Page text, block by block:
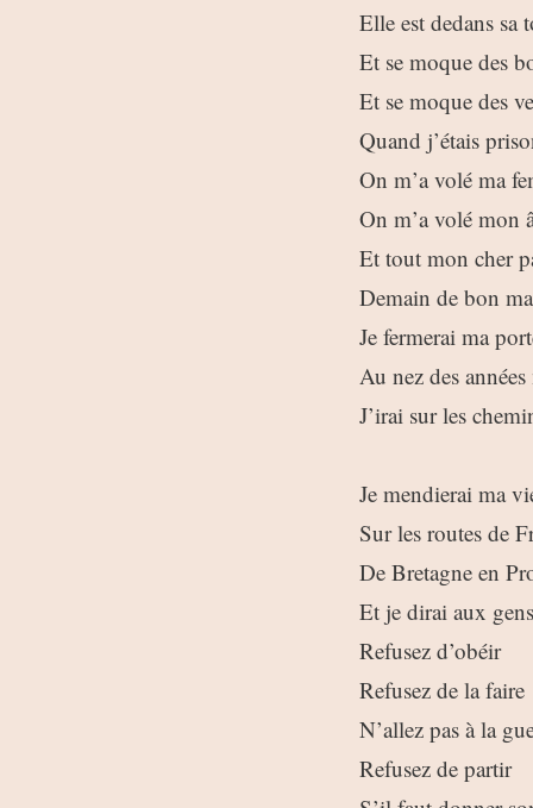
Elle est dedans sa
Et se moque des
Et se moque des
Quand j’étais
On m’a volé ma
On m’a volé mon
Et tout mon cher
Demain de bon
Je fermerai ma
Au nez des
J’irai sur les
Je mendierai ma
Sur les routes de
De Bretagne en
Et je dirai aux
Refusez d’obéir
Refusez de la faire
N’allez pas à la
Refusez de partir